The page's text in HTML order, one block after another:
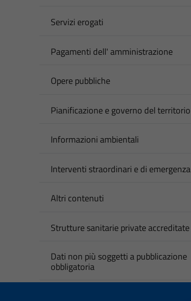
Servizi erogati
Pagamenti dell' amministrazione
Opere pubbliche
Pianificazione e governo del territorio
Informazioni ambientali
Interventi straordinari e di emergenza
Altri contenuti
Strutture sanitarie private accreditate
Dati non più soggetti a pubblicazione
obbligatoria